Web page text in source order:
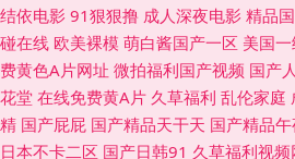
www97亚洲 红桃成人电影 另类欧美成人 午
精品天天干 久草网站欧美 人人操AV 日韩一
伊人久久精品区 91大神合集 91视频游艇 91
结依电影 91狠狠撸 成人深夜电影 精品
碰在线 欧美裸模 萌白酱国产一区 美国
费黄色A片网址 微拍福利国产视频 国产
花堂 在线免费黄A片 久草福利 乱伦家庭
精 国产屁屁 国产精品天干天 国产精品
日本不卡二区 国产日韩91 久草福利视频